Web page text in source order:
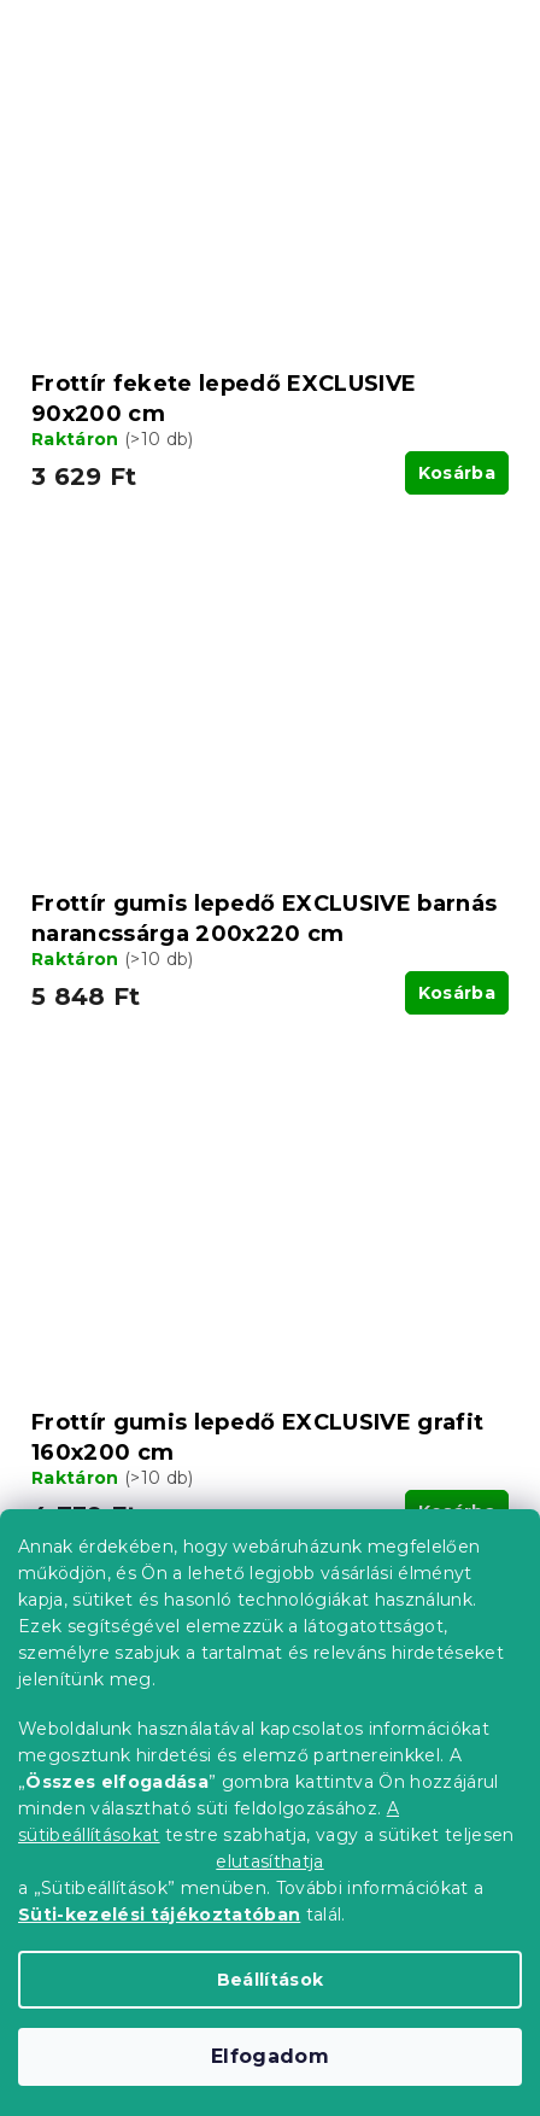
Annak érdekében, hogy webáruházunk megfelelően
működjön, és Ön a lehető legjobb vásárlási élményt
kapja, sütiket és hasonló technológiákat használunk.
Ezek segítségével elemezzük a látogatottságot,
személyre szabjuk a tartalmat és releváns hirdetéseket
jelenítünk meg.
Weboldalunk használatával kapcsolatos információkat
megosztunk hirdetési és elemző partnereinkkel. A
„Összes elfogadása” gombra kattintva Ön hozzájárul
minden választható süti feldolgozásához. A
sütibeállításokat testre szabhatja, vagy a sütiket teljesen
elutasíthatja
a „Sütibeállítások” menüben. További információkat a
Süti-kezelési tájékoztatóban talál.
Beállítások
Elfogadom
Frottír fekete lepedő EXCLUSIVE
90x200 cm
Raktáron (>10 db)
3 629 Ft Kosárba
Frottír gumis lepedő EXCLUSIVE barnás
narancssárga 200x220 cm
Raktáron (>10 db)
5 848 Ft Kosárba
Frottír gumis lepedő EXCLUSIVE grafit
160x200 cm
Raktáron (>10 db)
4 739 Ft Kosárba
5 848 Ft Kosárba